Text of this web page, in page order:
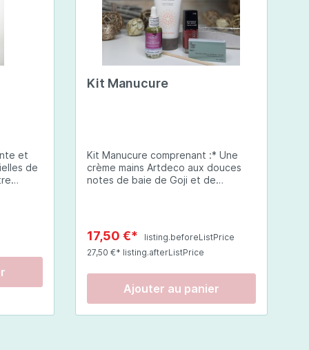
et
de
Kit Manucure
Kit Manucure comprenant :* Une
crème mains Artdeco aux douces
notes de baie de Goji et de
Indigo aux odeurs gourmandes* Une
lime* Un mini polissoir* Un batonnet
de buis repousse-cuticule
17,50 €*
listing.beforeListPrice
27,50 €* listing.afterListPrice
Ajouter au panier